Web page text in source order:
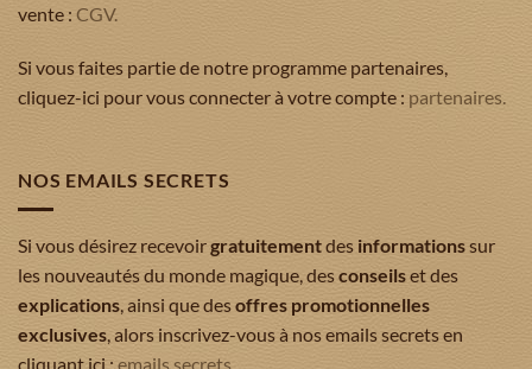
vente : CGV.
Si vous faites partie de notre programme partenaires,
cliquez-ici pour vous connecter à votre compte : partenaires.
NOS EMAILS SECRETS
Si vous désirez recevoirgratuitementdes informationssur
les nouveautés du monde magique, desconseilset des
explications , ainsi que desoffres promotionnelles
exclusives , alors inscrivez-vous à nos emails secrets en
cliquant ici : emails secrets.